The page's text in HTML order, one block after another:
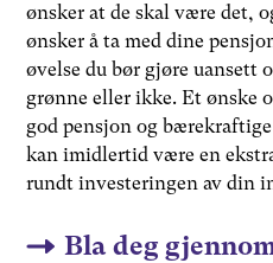
ønsker at de skal være det,
ønsker å ta med dine
øvelse du bør gjøre uansett
grønne eller ikke. Et ønske
god pensjon og
kan imidlertid være en
rundt investeringen av din
Bla deg